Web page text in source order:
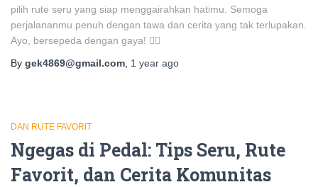
pilih rute seru yang siap menggairahkan hatimu. Semoga
perjalananmu penuh dengan tawa dan cerita yang tak terlupakan.
Ayo, bersepeda dengan gaya! 🚴‍♂️
By gek4869@gmail.com 1 year ago
DAN RUTE FAVORIT
Ngegas di Pedal: Tips Seru, Rute
Favorit, dan Cerita Komunitas